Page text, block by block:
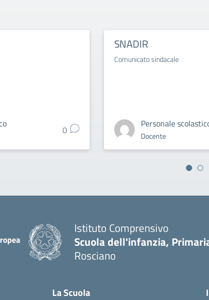
0
SNADIR
Comunicato sindacale
Personale
Docente
Istituto Comprensivo
Scuola dell'infanzia,
Rosciano
La Scuola